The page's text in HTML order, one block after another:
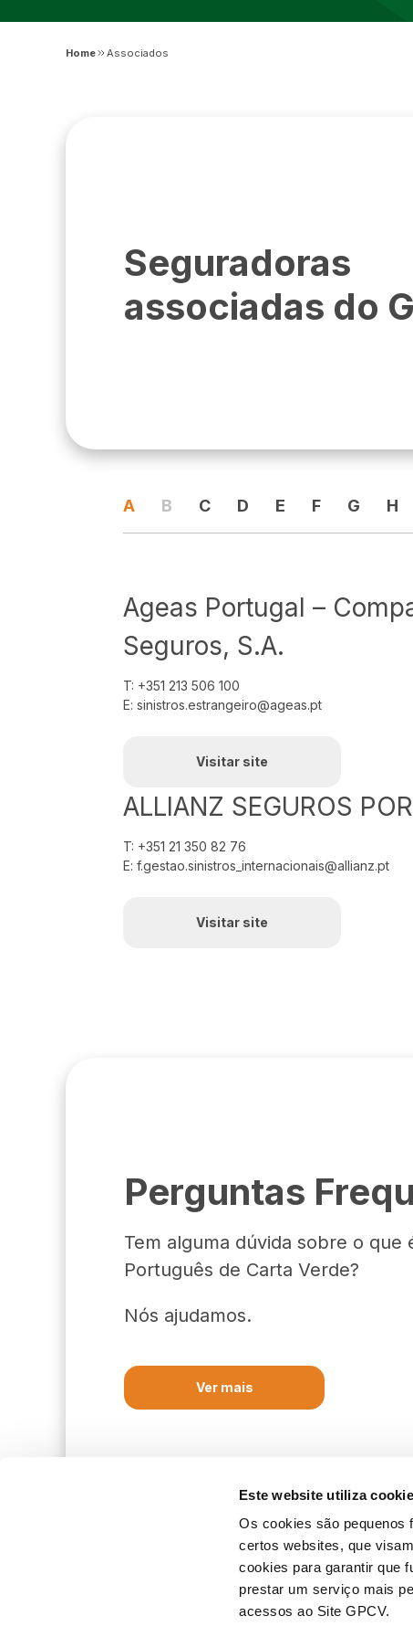
Este website utiliza
Os cookies são pequenos
certos websites, que
cookies para garantir que
prestar um serviço mais
acessos ao Site GPCV.
Home Associados
Seguradoras
associadas do
A B C D E F G H
Ageas Portugal –
Seguros, S.A.
T: +351 213 506 100
E: sinistros.estrangeiro@ageas.pt
Visitar site
ALLIANZ SEGUROS
T: +351 21 350 82 76
E: f.gestao.sinistros_internacionais@allianz.pt
Visitar site
Perguntas
Tem alguma dúvida sobre o que
Português de Carta Verde?
Nós ajudamos.
Ver mais